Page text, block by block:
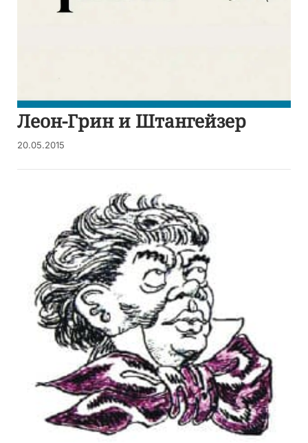
Леон-Грин и Штангейзер
20.05.2015